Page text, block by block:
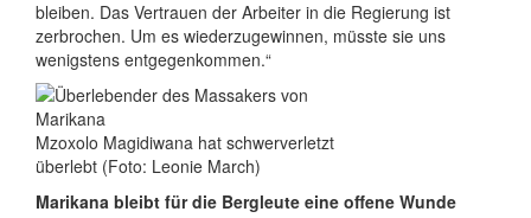
bleiben. Das Vertrauen der Arbeiter in die Regierung ist
zerbrochen. Um es wiederzugewinnen, müsste sie uns
wenigstens entgegenkommen.“
Mzoxolo Magidiwana hat schwerverletzt
überlebt (Foto: Leonie March)
Marikana bleibt für die Bergleute eine offene Wunde